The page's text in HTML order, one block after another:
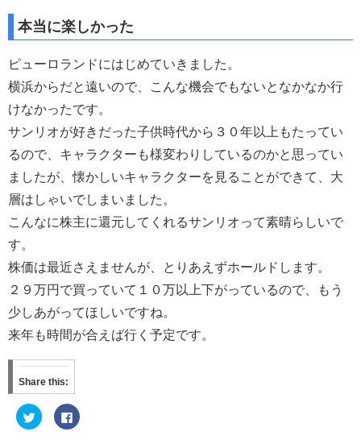
本当に楽しかった
ピューロランドにはじめていきました。
横浜からだと遠いので、こんな機会でもないとなかなか行
けなかったです。
サンリオが好きだった子供時代から３０年以上もたってい
るので、キャラクターも様変わりしているのかと思ってい
ましたが、懐かしいキャラクターを見ることができて、大
層はしゃいでしまいました。
こんなに株主に還元してくれるサンリオって素晴らしいで
す。
株価は最近さえませんが、とりあえずホールドします。
２９万円で買っていて１０万以上下がっているので、もう
少しあがってほしいですね。
来年も時間が合えば行く予定です。
Share this:
ク
リ
F
a